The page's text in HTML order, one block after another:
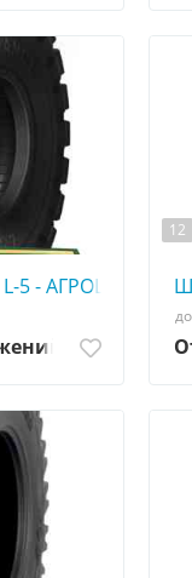
L-5 - АГРОШИНА ☎️
12